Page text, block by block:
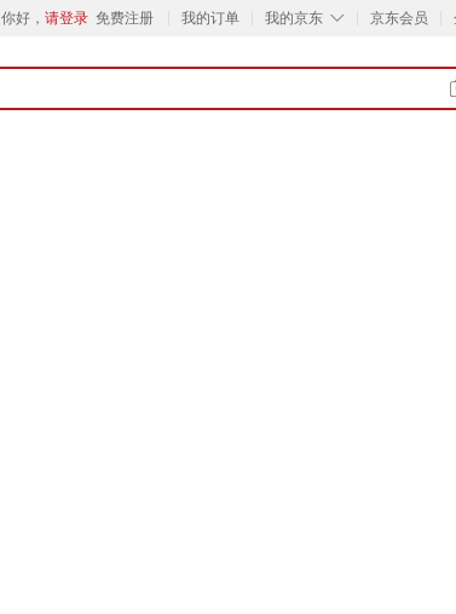
你好， 请登录 免费注册 我的订单 ◇
我的京东 京东会员